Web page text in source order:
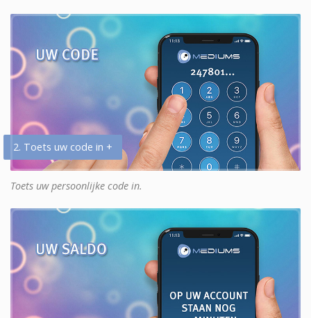
2. Toets uw code in +
Toets uw persoonlijke code in.